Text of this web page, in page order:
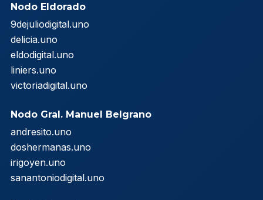
Nodo Eldorado
9dejuliodigital.uno
delicia.uno
eldodigital.uno
liniers.uno
victoriadigital.uno
Nodo Gral. Manuel Belgrano
andresito.uno
doshermanas.uno
irigoyen.uno
sanantoniodigital.uno